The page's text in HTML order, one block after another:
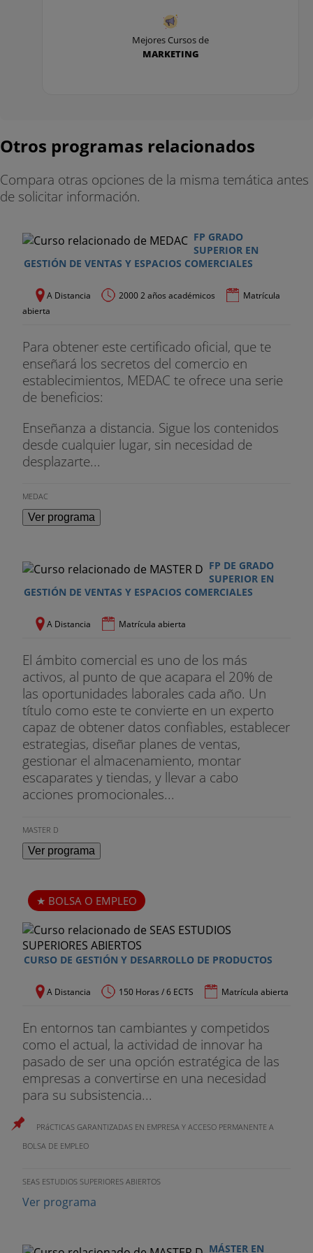
Mejores Cursos de
MARKETING
Otros programas relacionados
Compara otras opciones de la misma temática antes
de solicitar información.
FP GRADO
SUPERIOR EN
GESTIÓN DE VENTAS Y ESPACIOS COMERCIALES
A Distancia 2000 2 años académicos
Matrícula
abierta
Para obtener este certificado oficial, que te
enseñará los secretos del comercio en
establecimientos, MEDAC te ofrece una serie
de beneficios:
Enseñanza a distancia. Sigue los contenidos
desde cualquier lugar, sin necesidad de
desplazarte...
MEDAC
Ver programa
FP DE GRADO
SUPERIOR EN
GESTIÓN DE VENTAS Y ESPACIOS COMERCIALES
A Distancia Matrícula abierta
El ámbito comercial es uno de los más
activos, al punto de que acapara el 20% de
las oportunidades laborales cada año. Un
título como este te convierte en un experto
capaz de obtener datos confiables, establecer
estrategias, diseñar planes de ventas,
gestionar el almacenamiento, montar
escaparates y tiendas, y llevar a cabo
acciones promocionales...
MASTER D
Ver programa
BOLSA O EMPLEO
CURSO DE GESTIÓN Y DESARROLLO DE PRODUCTOS
A Distancia 150 Horas / 6 ECTS Matrícula abierta
En entornos tan cambiantes y competidos
como el actual, la actividad de innovar ha
pasado de ser una opción estratégica de las
empresas a convertirse en una necesidad
para su subsistencia...
PRáCTICAS GARANTIZADAS EN EMPRESA Y ACCESO PERMANENTE A
BOLSA DE EMPLEO
SEAS ESTUDIOS SUPERIORES ABIERTOS
Ver programa
MÁSTER EN